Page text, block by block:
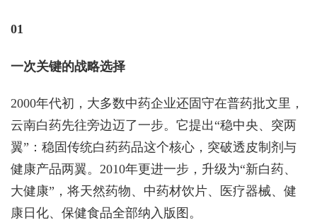
01
一次关键的战略选择
2000年代初，大多数中药企业还固守在普药批文里，
云南白药先往旁边迈了一步。它提出“稳中央、突两
翼”：稳固传统白药药品这个核心，突破透皮制剂与
健康产品两翼。2010年更进一步，升级为“新白药、
大健康”，将天然药物、中药材饮片、医疗器械、健
康日化、保健食品全部纳入版图。